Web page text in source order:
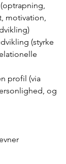
motivation,
(styrke
profil (via
og